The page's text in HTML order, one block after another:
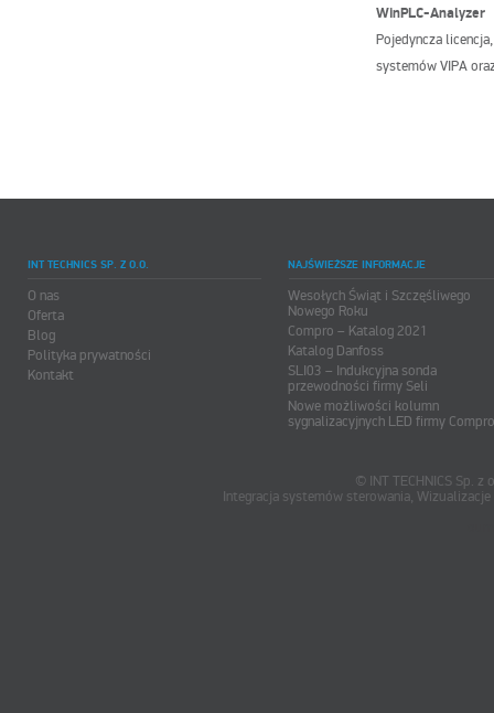
WinPLC-Analyzer
Pojedyncza
systemów VIPA
INT TECHNICS SP. Z O.O.
O nas
Oferta
Blog
Polityka prywatności
Kontakt
NAJŚWIEŻSZE INFORMACJE
Wesołych Świąt i Szczęśliwego
Nowego Roku
Compro – Katalog 2021
Katalog Danfoss
SLI03 – Indukcyjna sonda
przewodności firmy Seli
Nowe możliwości kolumn
sygnalizacyjnych LED firmy
© INT TECHNICS Sp.
Integracja systemów sterowania,